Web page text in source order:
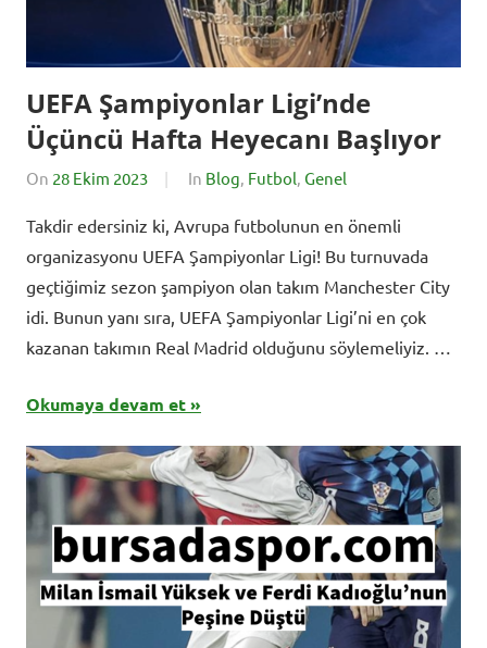
UEFA Şampiyonlar Ligi’nde
Üçüncü Hafta Heyecanı Başlıyor
On 28 Ekim 2023
By
In Blog, Futbol, Genel
Takdir edersiniz ki, Avrupa futbolunun en önemli
organizasyonu UEFA Şampiyonlar Ligi! Bu turnuvada
geçtiğimiz sezon şampiyon olan takım Manchester City
idi. Bunun yanı sıra, UEFA Şampiyonlar Ligi’ni en çok
kazanan takımın Real Madrid olduğunu söylemeliyiz. …
Okumaya devam et